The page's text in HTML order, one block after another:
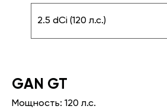
2.5 dCi (120 л.с.)
GАN GT
Мощность: 120 л.с.